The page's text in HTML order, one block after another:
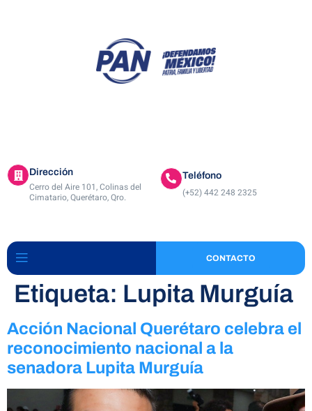
Dirección
Cerro del Aire 101, Colinas del
Cimatario, Querétaro, Qro.
Teléfono
(+52) 442 248 2325
CONTACTO
Etiqueta: Lupita Murguía
Acción Nacional Querétaro celebra el
reconocimiento nacional a la
senadora Lupita Murguía